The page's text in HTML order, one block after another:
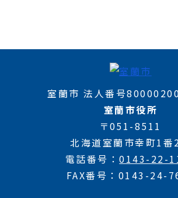
室蘭市 法人番号
室蘭市役所
〒051-8511
北海道室蘭市幸町1番
電話番号
0143-22-
FAX番号
0143-24-